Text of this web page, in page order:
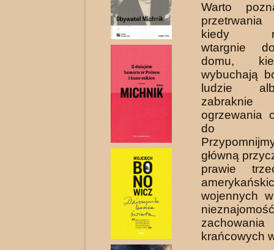
Warto
kiedy
wtargnie
domu,
wybuchają
ludzie
ogrzewania
do
główną
prawie
wojennych
krańcowych